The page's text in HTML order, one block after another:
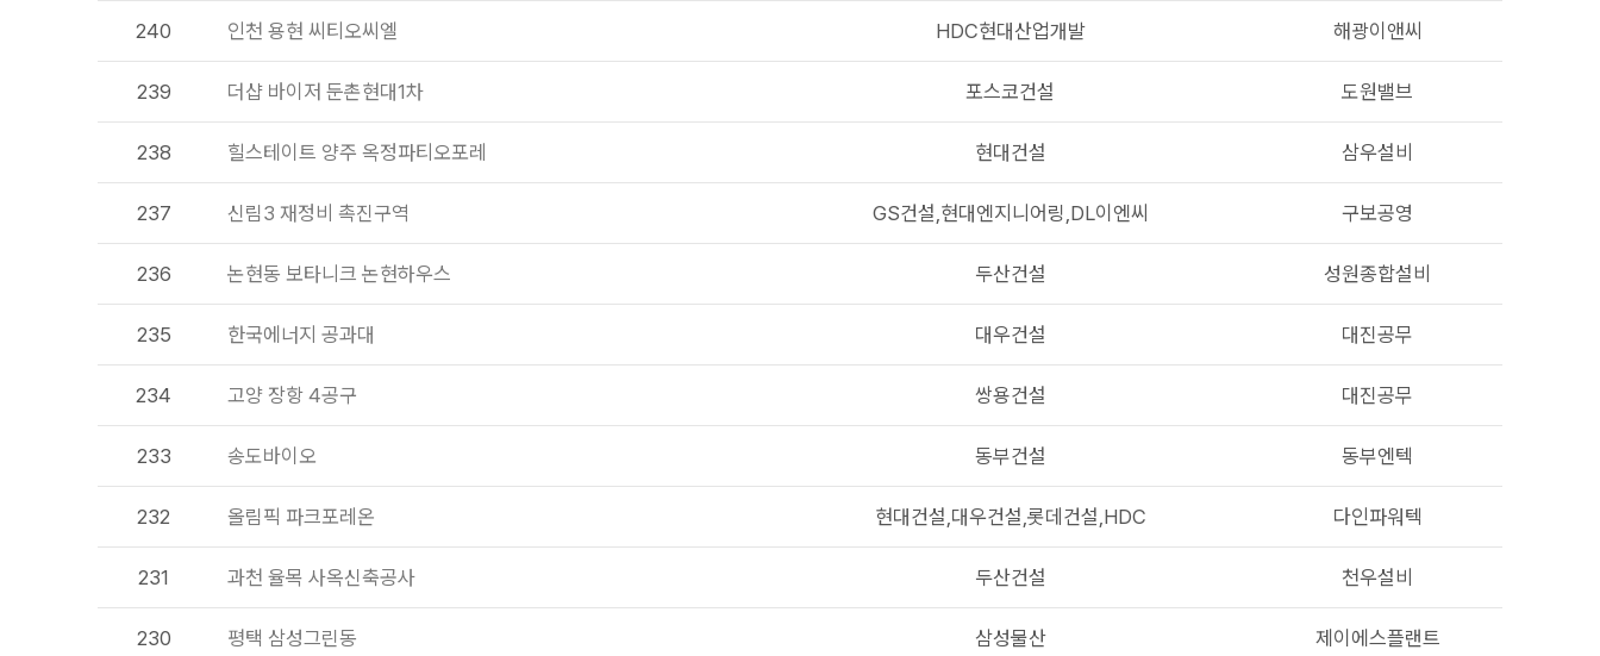
240 인천 용현 씨티오씨엘 HDC현대산업개발 해광이앤씨
239 더샵 바이저 둔촌현대1차 포스코건설 도원밸브
238 힐스테이트 양주 옥정파티오포레 현대건설 삼우설비
237 신림3 재정비 촉진구역 GS건설,현대엔지니어링,DL이엔씨 구보공영
236 논현동 보타니크 논현하우스 두산건설 성원종합설비
235 한국에너지 공과대 대우건설 대진공무
234 고양 장항 4공구 쌍용건설 대진공무
233 송도바이오 동부건설 동부엔텍
232 올림픽 파크포레온 현대건설,대우건설,롯데건설,HDC 다인파워텍
231 과천 율목 사옥신축공사 두산건설 천우설비
230 평택 삼성그린동 삼성물산 제이에스플랜트